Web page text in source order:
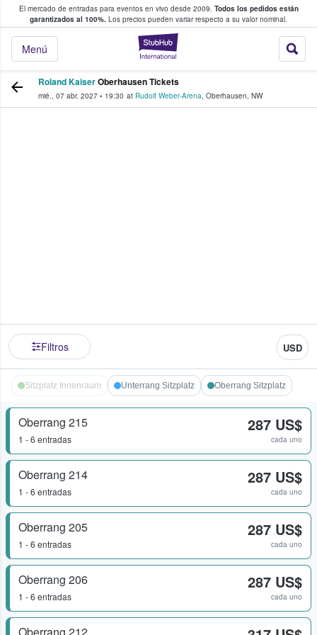
El mercado de entradas para eventos en vivo desde 2009. Todos los pedidos están
garantizados al 100%. Los precios pueden variar respecto a su valor nominal.
StubHub:
Menú
y venta de entradas entre fans
Roland KaiserOberhausen Tickets
mié., 07 abr. 2027 • 19:30 at Rudolf Weber-Arena, Oberhausen, NW
Filtros USD
Sitzplatz Innenraum Unterrang Sitzplatz Oberrang Sitzplatz
Oberrang 215
1 - 6 entradas
287 US$
cada uno
Oberrang 214
1 - 6 entradas
287 US$
cada uno
Oberrang 205
1 - 6 entradas
287 US$
cada uno
Oberrang 206
1 - 6 entradas
287 US$
cada uno